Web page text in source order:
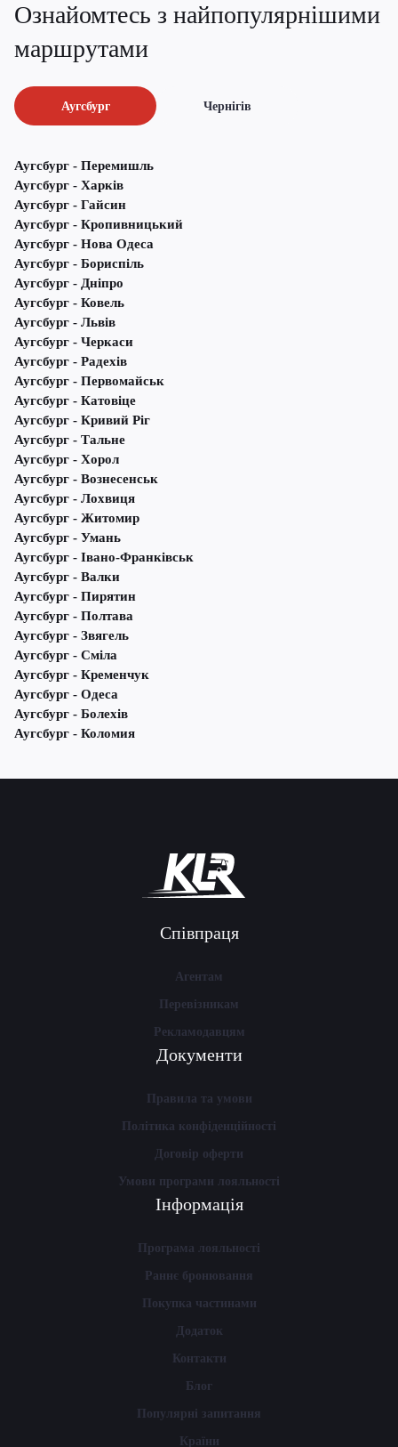
Ознайомтесь з найпопулярнішими
маршрутами
Аугсбург Чернігів
Аугсбург - Перемишль
Аугсбург - Харків
Аугсбург - Гайсин
Аугсбург - Кропивницький
Аугсбург - Нова Одеса
Аугсбург - Бориспіль
Аугсбург - Дніпро
Аугсбург - Ковель
Аугсбург - Львів
Аугсбург - Черкаси
Аугсбург - Радехів
Аугсбург - Первомайськ
Аугсбург - Катовіце
Аугсбург - Кривий Ріг
Аугсбург - Тальне
Аугсбург - Хорол
Аугсбург - Вознесенськ
Аугсбург - Лохвиця
Аугсбург - Житомир
Аугсбург - Умань
Аугсбург - Івано-Франківськ
Аугсбург - Валки
Аугсбург - Пирятин
Аугсбург - Полтава
Аугсбург - Звягель
Аугсбург - Сміла
Аугсбург - Кременчук
Аугсбург - Одеса
Аугсбург - Болехів
Аугсбург - Коломия
Співпраця
Агентам
Перевізникам
Рекламодавцям
Документи
Правила та умови
Політика конфіденційності
Договір оферти
Умови програми лояльності
Інформація
Програма лояльності
Раннє бронювання
Покупка частинами
Додаток
Контакти
Блог
Популярні запитання
Країни